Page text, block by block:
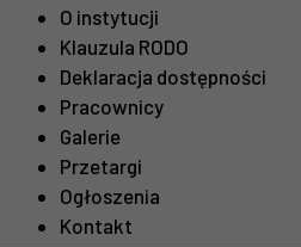
O instytucji
Klauzula RODO
Deklaracja dostępności
Pracownicy
Galerie
Przetargi
Ogłoszenia
Kontakt